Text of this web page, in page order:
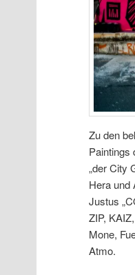
Zu den
Paintings
„der City
Hera und
Justus
ZIP,
Mone,
Atmo.